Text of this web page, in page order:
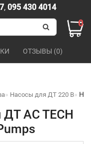
, 095 430 4014
0
Насосы для ДТ 220 В
AC TECH
ОТЗЫВЫ (0)